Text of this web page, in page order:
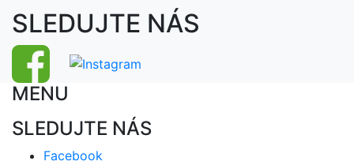
SLEDUJTE NÁS
MENU
SLEDUJTE NÁS
Facebook